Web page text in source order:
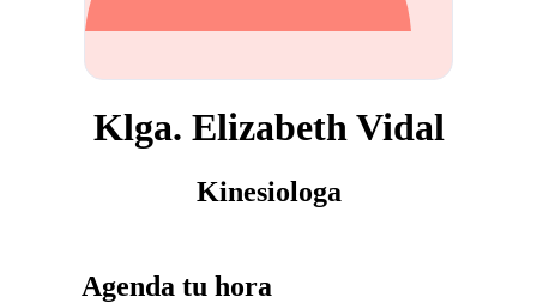
Klga. Elizabeth Vidal
Kinesiologa
Agenda tu hora